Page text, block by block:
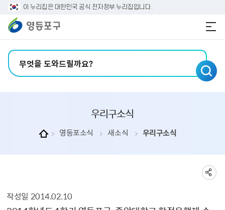
본문 바로가기
주메뉴 바로가기
이 누리집은 대한민국 공식 전자정부 누리집입니다.
우리구소식
영등포소식 새소식 우리구소식
작성일 2014.02.10